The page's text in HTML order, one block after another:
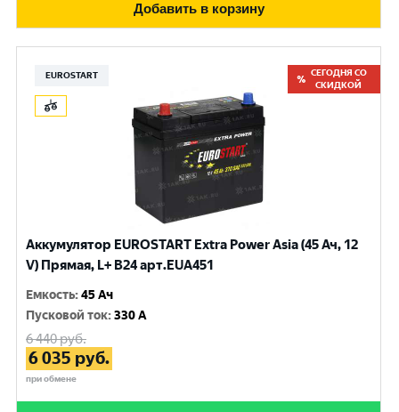
Добавить в корзину
EUROSTART
СЕГОДНЯ СО
СКИДКОЙ
Аккумулятор EUROSTART Extra Power Asia (45 Ач, 12
V) Прямая, L+ B24 арт.EUA451
Емкость:45 Ач
Пусковой ток:330 A
6 440руб.
6 035 руб.
при обмене